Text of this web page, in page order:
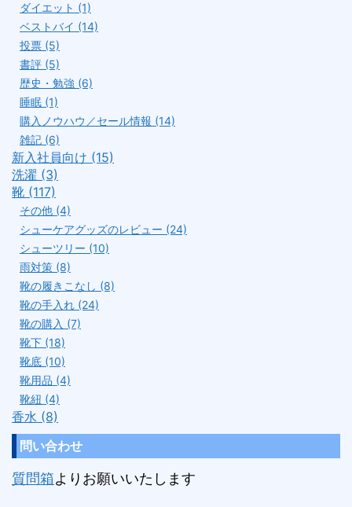
ダイエット (1)
ベストバイ (14)
投票 (5)
書評 (5)
歴史・勉強 (6)
睡眠 (1)
購入ノウハウ／セール情報 (14)
雑記 (6)
新入社員向け (15)
洗濯 (3)
靴 (117)
その他 (4)
シューケアグッズのレビュー (24)
シューツリー (10)
雨対策 (8)
靴の履きこなし (8)
靴の手入れ (24)
靴の購入 (7)
靴下 (18)
靴底 (10)
靴用品 (4)
靴紐 (4)
香水 (8)
問い合わせ
質問箱よりお願いいたします